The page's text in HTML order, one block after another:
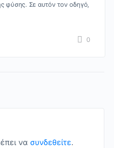
φύσης. Σε αυτόν τον οδηγό,
0
να συνδεθείτε.